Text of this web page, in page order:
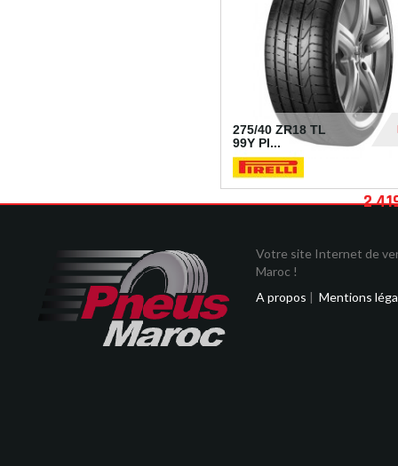
275/40 ZR18 TL
99Y PI...
2
Votre site Internet de
Maroc !
A propos | Mentions